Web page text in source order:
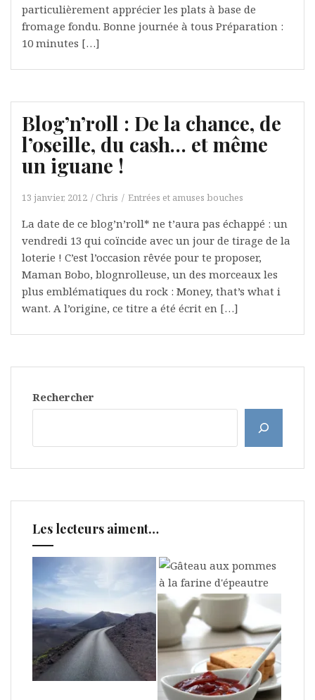
particulièrement apprécier les plats à base de
fromage fondu. Bonne journée à tous Préparation :
10 minutes […]
Blog’n’roll : De la chance, de
l’oseille, du cash… et même
un iguane !
13 janvier, 2012 Chris Entrées et amuses bouches
La date de ce blog’n’roll* ne t’aura pas échappé : un
vendredi 13 qui coïncide avec un jour de tirage de la
loterie ! C’est l’occasion rêvée pour te proposer,
Maman Bobo, blognrolleuse, un des morceaux les
plus emblématiques du rock : Money, that’s what i
want. A l’origine, ce titre a été écrit en […]
Rechercher
Les lecteurs aiment…